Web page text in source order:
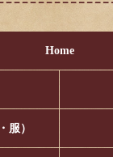
Home
服）